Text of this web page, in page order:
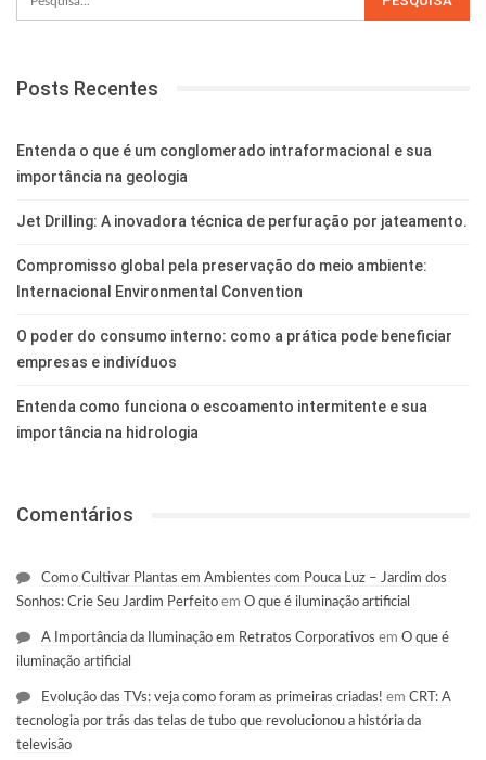
Posts Recentes
Entenda o que é um conglomerado intraformacional e sua
importância na geologia
Jet Drilling: A inovadora técnica de perfuração por jateamento.
Compromisso global pela preservação do meio ambiente:
Internacional Environmental Convention
O poder do consumo interno: como a prática pode beneficiar
empresas e indivíduos
Entenda como funciona o escoamento intermitente e sua
importância na hidrologia
Comentários
Como Cultivar Plantas em Ambientes com Pouca Luz – Jardim dos
Sonhos: Crie Seu Jardim Perfeito em O que é iluminação artificial
A Importância da Iluminação em Retratos Corporativos em O que é
iluminação artificial
Evolução das TVs: veja como foram as primeiras criadas! em CRT: A
tecnologia por trás das telas de tubo que revolucionou a história da
televisão